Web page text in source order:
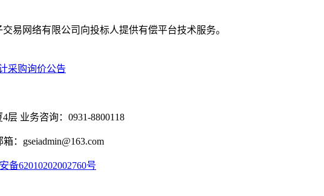
易网络有限公司向投标人提供有偿平台技术服务。
采购询价公告
层 业务咨询：0931-8800118
：gseiadmin@163.com
备62010202002760号